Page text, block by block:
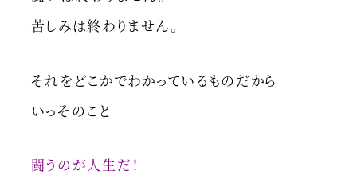
苦しみは終わりません。
それをどこかでわかっているものだから
いっそのこと
闘うのが人生だ！